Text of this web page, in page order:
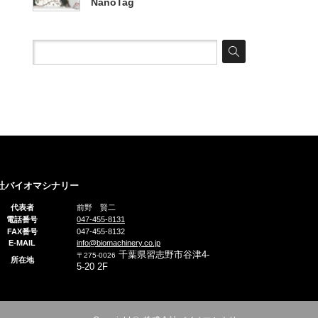
バイオマシナリー
代表者
前野 賢二
電話番号
047-455-8131
FAX番号
047-455-8132
E-MAIL
info@biomachinery.co.jp
所在地
〒275-0026 千葉県習志野市谷津4-
5-20 2F